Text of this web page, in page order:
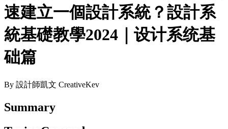
速建立一個設計系統？設計系
統基礎教學2024｜设计系统基
础篇
By 設計師凱文 CreativeKev
Summary